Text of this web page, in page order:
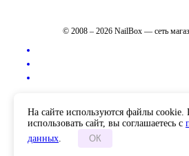
© 2008 – 2026 NailBox — сеть
На сайте используются файлы cookie.
использовать сайт, вы соглашаетесь с
данных. ОК